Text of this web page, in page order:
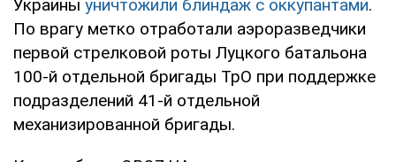
Украины уничтожили блиндаж с оккупантами.
По врагу метко отработали аэроразведчики
первой стрелковой роты Луцкого батальона
100-й отдельной бригады ТрО при поддержке
подразделений 41-й отдельной
механизированной бригады.